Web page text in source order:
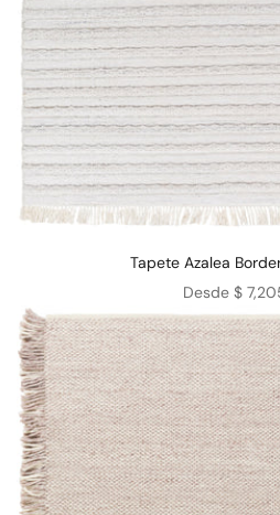
Tapete Azalea
Precio de
Desde $